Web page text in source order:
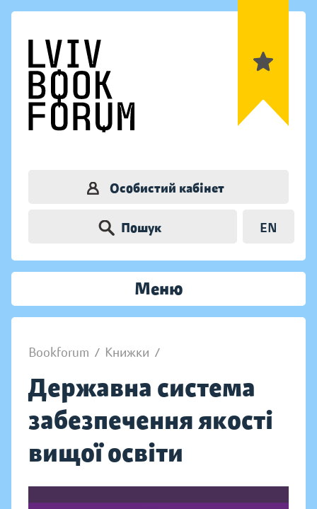
Особистий кабінет
Пошук EN
Меню
Bookforum / Книжки /
Державна система
забезпечення якості
вищої освіти